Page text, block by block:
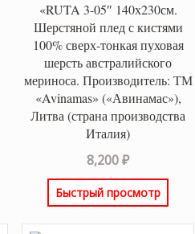
«RUTA 3-05″ 140х230см.
Шерстяной плед с кистями
100% сверх-тонкая пуховая
шерсть австралийского
мериноса. Производитель: ТМ
«Avinamas» («Авинамас»),
Литва (страна производства
Италия)
8,200₽
Быстрый просмотр